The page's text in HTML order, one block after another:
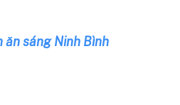
ăn sáng Ninh Bình